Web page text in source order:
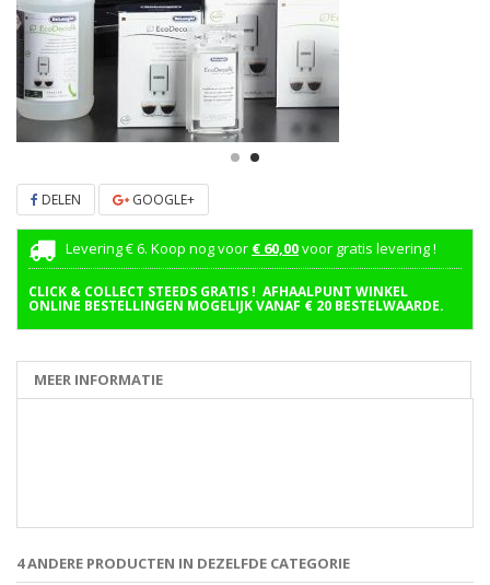
DELEN GOOGLE+
Levering € 6. Koop nog voor € 60,00voor gratis levering !
CLICK & COLLECT STEEDS GRATIS ! AFHAALPUNT WINKEL
ONLINE BESTELLINGEN MOGELIJK VANAF € 20 BESTELWAARDE.
MEER INFORMATIE
4 ANDERE PRODUCTEN IN DEZELFDE CATEGORIE